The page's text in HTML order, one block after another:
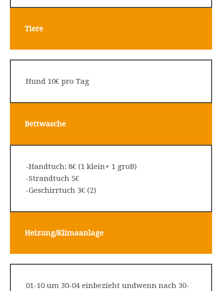
Tiere
Hund 10€ pro Tag
Bettwasche
-Handtuch: 8€ (1 klein+ 1 groB)
-Strandtuch 5€
-Geschirrtuch 3€ (2)
Heizung/Klimaanlage
01-10 um 30-04 einbezieht undwenn nach 30-